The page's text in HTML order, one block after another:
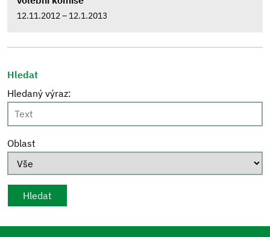
12.11.2012 – 12.1.2013
Hledat
Hledaný výraz:
Oblast